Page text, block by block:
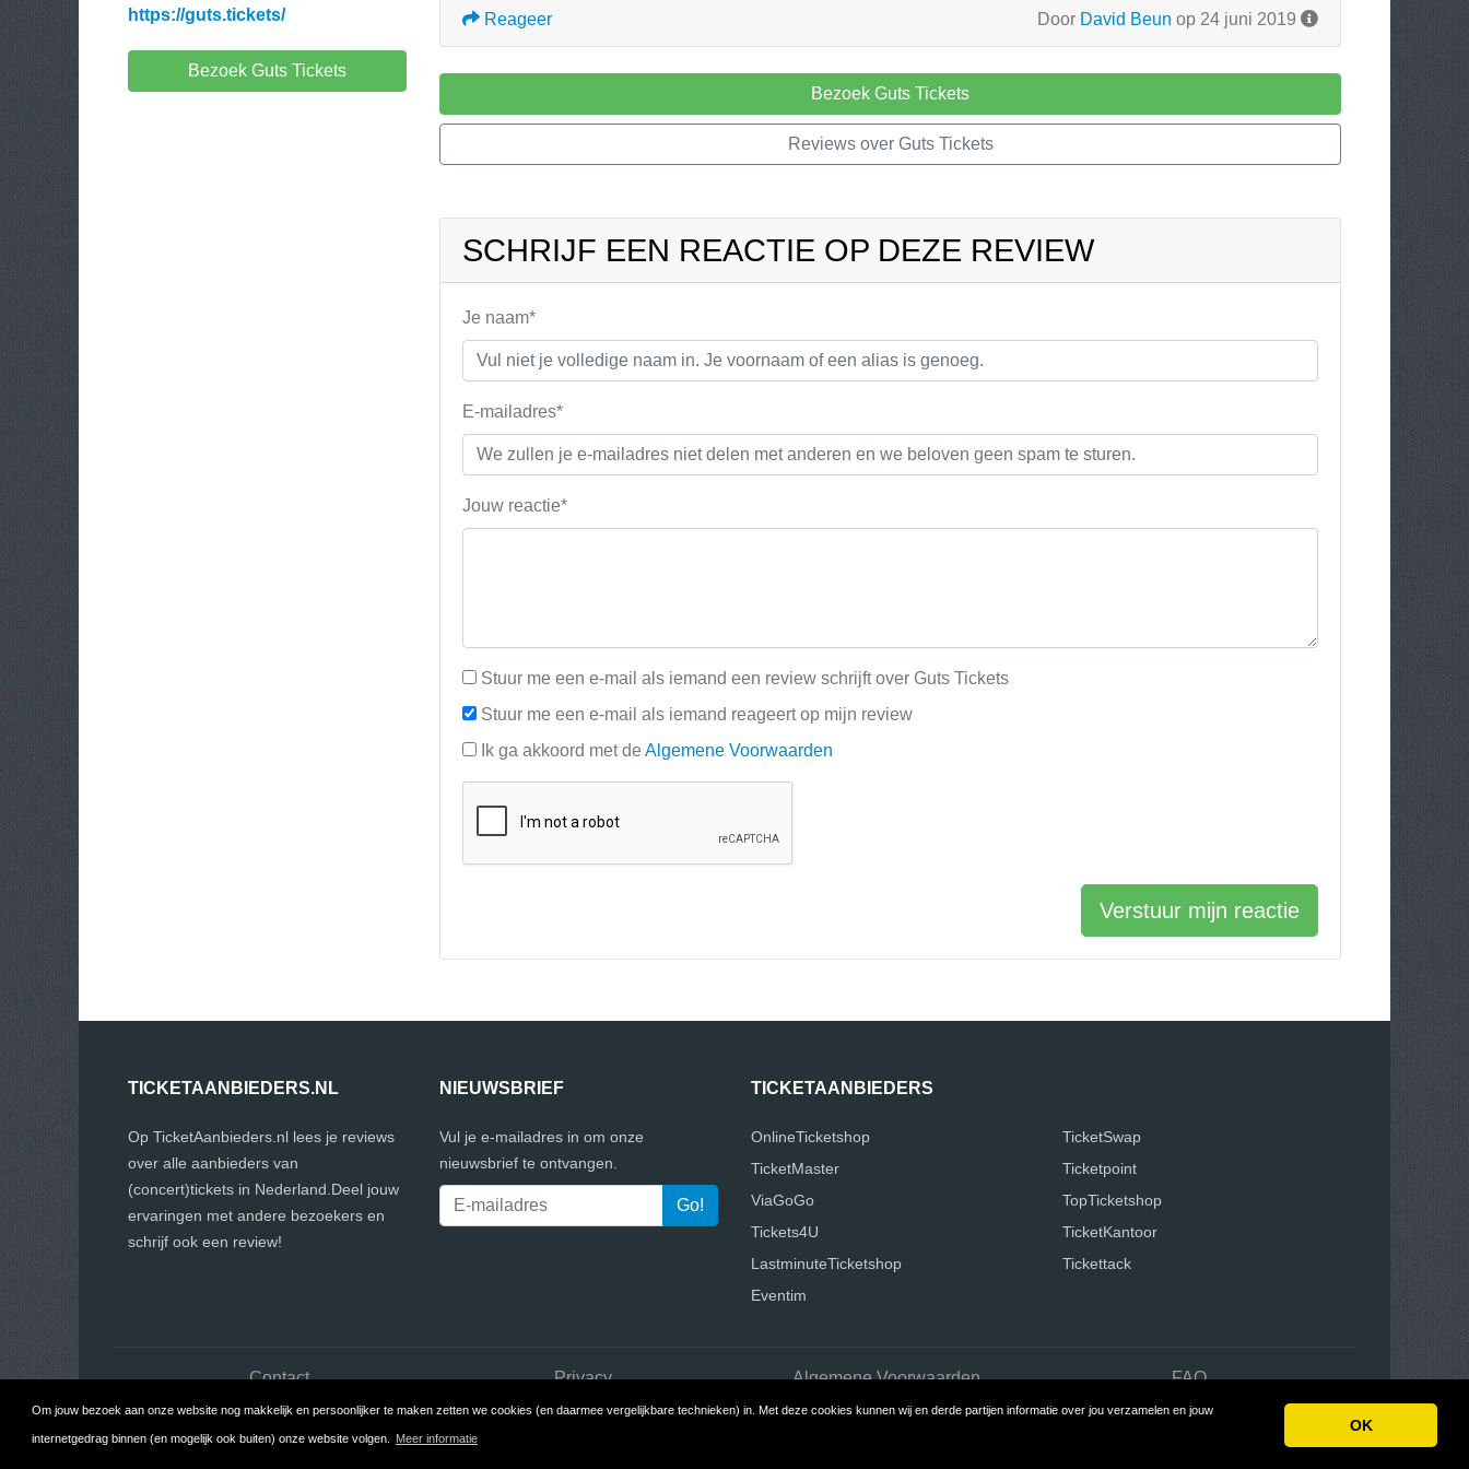
Om jouw bezoek aan onze website nog makkelijk en persoonlijker te maken zetten we cookies (en daarmee vergelijkbare technieken) in. Met deze cookies kunnen wij en derde partijen informatie over jou verzamelen en jouw
internetgedrag binnen (en mogelijk ook buiten) onze website volgen. Meer informatie
OK
https://guts.tickets/
Bezoek Guts Tickets
Door David Beun op 24 juni 2019
Reageer
Bezoek Guts Tickets
Reviews over Guts Tickets
SCHRIJF EEN REACTIE OP DEZE REVIEW
Je naam*
E-mailadres*
Jouw reactie*
Stuur me een e-mail als iemand een review schrijft over Guts Tickets
Stuur me een e-mail als iemand reageert op mijn review
Ik ga akkoord met de Algemene Voorwaarden
Verstuur mijn reactie
TICKETAANBIEDERS.NL
Op TicketAanbieders.nl lees je reviews
over alle aanbieders van
(concert)tickets in Nederland.Deel jouw
ervaringen met andere bezoekers en
schrijf ook een review!
NIEUWSBRIEF
Vul je e-mailadres in om onze
nieuwsbrief te ontvangen.
TICKETAANBIEDERS
OnlineTicketshop
TicketMaster
ViaGoGo
Tickets4U
LastminuteTicketshop
Eventim
TicketSwap
Ticketpoint
TopTicketshop
TicketKantoor
Tickettack
Contact Privacy Algemene Voorwaarden FAQ
Copyright © 2026 Ticketaanbieders.nl Build review sites with ReviewTycoon